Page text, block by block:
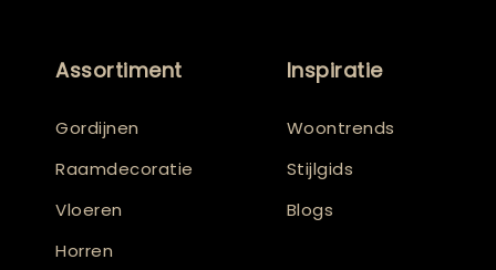
Assortiment
Gordijnen
Raamdecoratie
Vloeren
Horren
Inspiratie
Woontrends
Stijlgids
Blogs